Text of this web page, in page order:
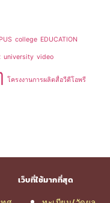
college EDUCATION
university video
โครงงานการผลิตสื่อวีดีโอพรี
เว็บที่ใช้มากที่สุด